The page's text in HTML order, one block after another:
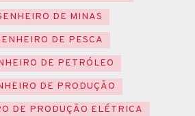
DE MINAS
DE PESCA
DE PETRÓLEO
DE PRODUÇÃO
DE PRODUÇÃO ELÉTRICA